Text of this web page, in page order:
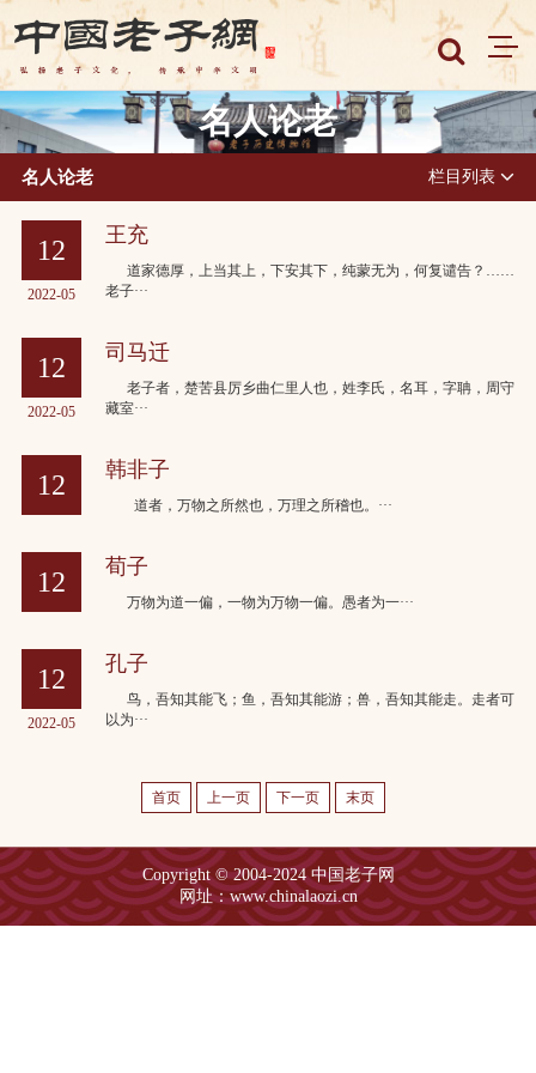
名人论老
名人论老 栏目列表
12
2022-05
王充
道家德厚，上当其上，下安其下，纯蒙无为，何复谴告？……
老子···
12
2022-05
司马迁
老子者，楚苦县厉乡曲仁里人也，姓李氏，名耳，字聃，周守
藏室···
12 韩非子
道者，万物之所然也，万理之所稽也。···
12 荀子
万物为道一偏，一物为万物一偏。愚者为一···
12
2022-05
孔子
鸟，吾知其能飞；鱼，吾知其能游；兽，吾知其能走。走者可
以为···
首页 上一页 下一页 末页
Copyright © 2004-2024 中国老子网
网址：www.chinalaozi.cn